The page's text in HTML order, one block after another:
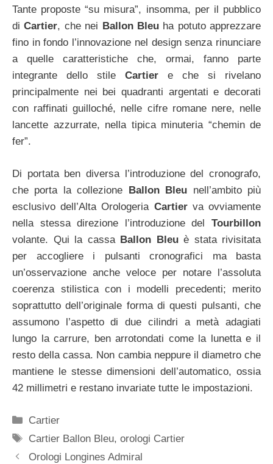
Tante proposte “su misura”, insomma, per il pubblico
diCartier, che nei Ballon Bleuha potuto apprezzare
fino in fondo l’innovazione nel design senza rinunciare
a quelle caratteristiche che, ormai, fanno parte
integrante dello stile Cartier e che si rivelano
principalmente nei bei quadranti argentati e decorati
con raffinati guilloché, nelle cifre romane nere, nelle
lancette azzurrate, nella tipica minuteria “chemin de
fer”.
Di portata ben diversa l’introduzione del cronografo,
che porta la collezione Ballon Bleu nell’ambito più
esclusivo dell’Alta Orologeria Cartierva ovviamente
nella stessa direzione l’introduzione del Tourbillon
volante. Qui la cassa Ballon Bleuè stata rivisitata
per accogliere i pulsanti cronografici ma basta
un’osservazione anche veloce per notare l’assoluta
coerenza stilistica con i modelli precedenti; merito
soprattutto dell’originale forma di questi pulsanti, che
assumono l’aspetto di due cilindri a metà adagiati
lungo la carrure, ben arrotondati come la lunetta e il
resto della cassa. Non cambia neppure il diametro che
mantiene le stesse dimensioni dell’automatico, ossia
42 millimetri e restano invariate tutte le impostazioni.
Categorie
Cartier
Tag
Cartier Ballon Bleu,orologi Cartier
Navigazione
Orologi Longines Admiral